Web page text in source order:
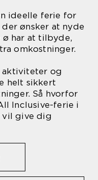
ideelle ferie for
ønsker at nyde
ø har at tilbyde,
omkostninger.
aktiviteter og
helt sikkert
Så hvorfor
Inclusive-ferie i
vil give dig